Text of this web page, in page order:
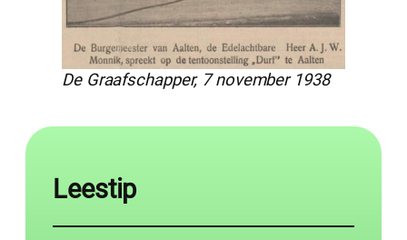
De Graafschapper, 7 november 1938
Leestip